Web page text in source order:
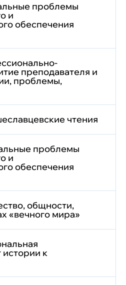
проблемы
и
обеспечения
преподавателя и
проблемы,
чтения
проблемы
и
обеспечения
общности,
«вечного мира»
истории к